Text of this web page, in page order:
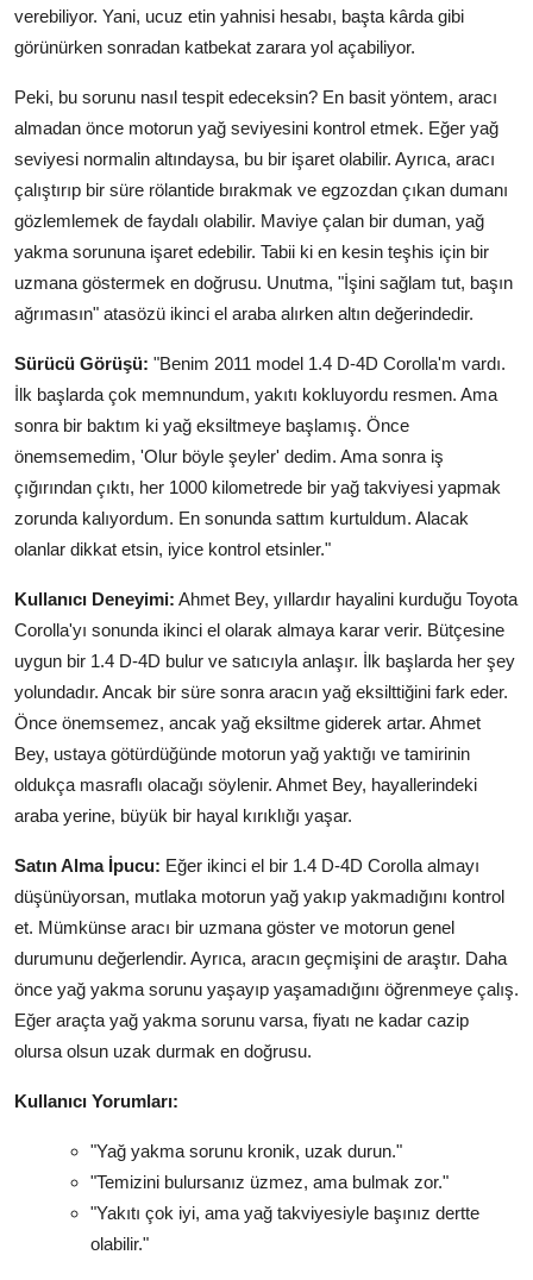
verebiliyor. Yani, ucuz etin yahnisi hesabı, başta kârda gibi
görünürken sonradan katbekat zarara yol açabiliyor.
Peki, bu sorunu nasıl tespit edeceksin? En basit yöntem, aracı
almadan önce motorun yağ seviyesini kontrol etmek. Eğer yağ
seviyesi normalin altındaysa, bu bir işaret olabilir. Ayrıca, aracı
çalıştırıp bir süre rölantide bırakmak ve egzozdan çıkan dumanı
gözlemlemek de faydalı olabilir. Maviye çalan bir duman, yağ
yakma sorununa işaret edebilir. Tabii ki en kesin teşhis için bir
uzmana göstermek en doğrusu. Unutma, "İşini sağlam tut, başın
ağrımasın" atasözü ikinci el araba alırken altın değerindedir.
Sürücü Görüşü: "Benim 2011 model 1.4 D-4D Corolla'm vardı.
İlk başlarda çok memnundum, yakıtı kokluyordu resmen. Ama
sonra bir baktım ki yağ eksiltmeye başlamış. Önce
önemsemedim, 'Olur böyle şeyler' dedim. Ama sonra iş
çığırından çıktı, her 1000 kilometrede bir yağ takviyesi yapmak
zorunda kalıyordum. En sonunda sattım kurtuldum. Alacak
olanlar dikkat etsin, iyice kontrol etsinler."
Kullanıcı Deneyimi: Ahmet Bey, yıllardır hayalini kurduğu Toyota
Corolla'yı sonunda ikinci el olarak almaya karar verir. Bütçesine
uygun bir 1.4 D-4D bulur ve satıcıyla anlaşır. İlk başlarda her şey
yolundadır. Ancak bir süre sonra aracın yağ eksilttiğini fark eder.
Önce önemsemez, ancak yağ eksiltme giderek artar. Ahmet
Bey, ustaya götürdüğünde motorun yağ yaktığı ve tamirinin
oldukça masraflı olacağı söylenir. Ahmet Bey, hayallerindeki
araba yerine, büyük bir hayal kırıklığı yaşar.
Satın Alma İpucu: Eğer ikinci el bir 1.4 D-4D Corolla almayı
düşünüyorsan, mutlaka motorun yağ yakıp yakmadığını kontrol
et. Mümkünse aracı bir uzmana göster ve motorun genel
durumunu değerlendir. Ayrıca, aracın geçmişini de araştır. Daha
önce yağ yakma sorunu yaşayıp yaşamadığını öğrenmeye çalış.
Eğer araçta yağ yakma sorunu varsa, fiyatı ne kadar cazip
olursa olsun uzak durmak en doğrusu.
Kullanıcı Yorumları:
"Yağ yakma sorunu kronik, uzak durun."
"Temizini bulursanız üzmez, ama bulmak zor."
"Yakıtı çok iyi, ama yağ takviyesiyle başınız dertte
olabilir."